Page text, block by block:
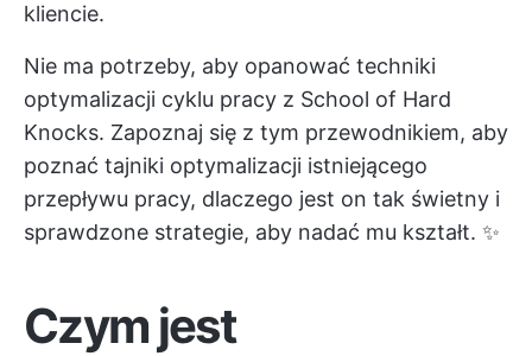
kliencie.
Nie ma potrzeby, aby opanować techniki
optymalizacji cyklu pracy z School of Hard
Knocks. Zapoznaj się z tym przewodnikiem, aby
poznać tajniki optymalizacji istniejącego
przepływu pracy, dlaczego jest on tak świetny i
sprawdzone strategie, aby nadać mu kształt. ✨
Czym jest